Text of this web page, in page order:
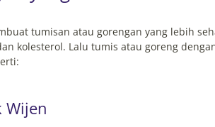
tumisan atau gorengan yang lebih
kolesterol. Lalu tumis atau goreng
Wijen